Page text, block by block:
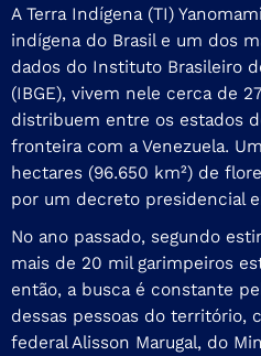
A Terra Indígena (TI)
indígena do Brasil e um dos
dados do Instituto Brasileiro
(IBGE), vivem nele cerca de
distribuem entre os estados
fronteira com a Venezuela.
hectares (96.650 km²) de
por um decreto presidencial
No ano passado, segundo
mais de 20 mil garimpeiros
então, a busca é constante
dessas pessoas do território,
federal Alisson Marugal, do